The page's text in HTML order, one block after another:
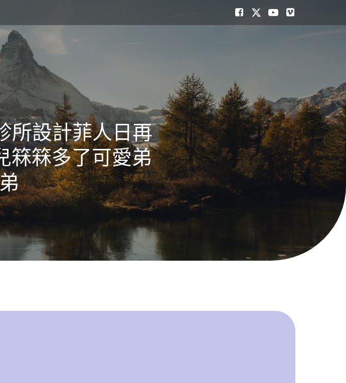
所設計菲人日再
箖箖多了可愛弟